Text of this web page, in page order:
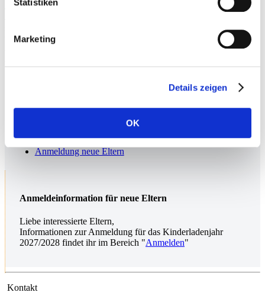
Statistiken
Marketing
Details zeigen
OK
Jährlich findet ein Konzepttag statt, an welchem das Team die
strukturiert und festlegt. Ein weiterer, zweiter Konzepttag wird
veranstaltet, wenn die Überarbeitung des pädagogischen Konzeptes
ansteht. Dies geschieht in der Regel in Absprache mit dem Vorstand
Team
Anmeldung neue Eltern
Anmeldeinformation für neue Eltern
Liebe interessierte Eltern,
Informationen zur Anmeldung für das Kinderladenjahr
2027/2028 findet ihr im Bereich "Anmelden"
Kontakt